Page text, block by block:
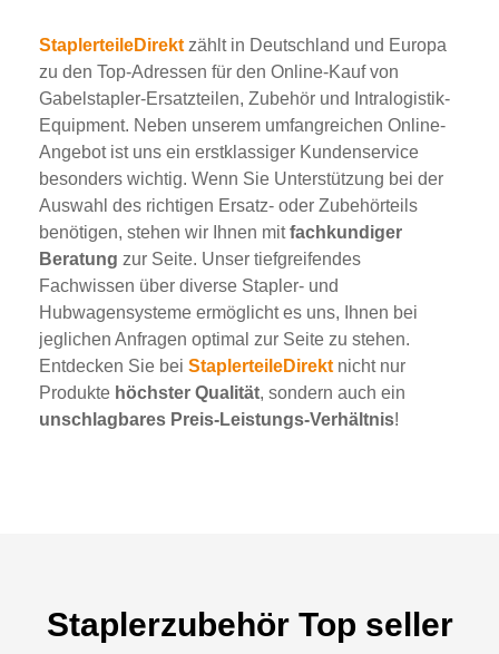
StaplerteileDirekt zählt in Deutschland und Europa
zu den Top-Adressen für den Online-Kauf von
Gabelstapler-Ersatzteilen, Zubehör und Intralogistik-
Equipment. Neben unserem umfangreichen Online-
Angebot ist uns ein erstklassiger Kundenservice
besonders wichtig. Wenn Sie Unterstützung bei der
Auswahl des richtigen Ersatz- oder Zubehörteils
benötigen, stehen wir Ihnen mitfachkundiger
Beratung zur Seite. Unser tiefgreifendes
Fachwissen über diverse Stapler- und
Hubwagensysteme ermöglicht es uns, Ihnen bei
jeglichen Anfragen optimal zur Seite zu stehen.
Entdecken Sie bei StaplerteileDirekt nicht nur
Produkte höchster Qualität, sondern auch ein
unschlagbares Preis-Leistungs-Verhältnis!
Staplerzubehör Top seller